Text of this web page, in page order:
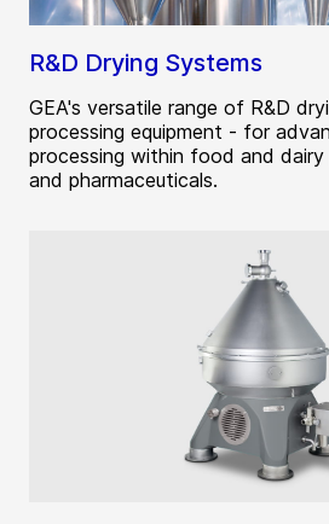
R&D Drying Systems
GEA's versatile range of R&D
processing equipment - for
processing within food and dairy
and pharmaceuticals.